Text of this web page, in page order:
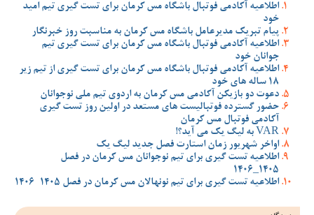
اطلاعیه آکادمی فوتبال باشگاه مس کرمان برای تست گیری تیم امید
خود
پیام تبریک مدیرعامل باشگاه مس کرمان به مناسبت روز خبرنگار
اطلاعیه آکادمی فوتبال باشگاه مس کرمان برای تست گیری تیم
جوانان خود
اطلاعیه آکادمی فوتبال باشگاه مس کرمان برای تست گیری از تیم زیر
18 ساله های خود
دعوت دو بازیکن آکادمی مس کرمان به اردوی تیم ملی نوجوانان
حضور گسترده فوتبالیست های مستعد در اولین روز تست گیری
آکادمی فوتبال مس کرمان
VAR به لیگ یک می آید؟!
اواخر شهریور زمان استارت فصل جدید لیگ یک
اطلاعیه تست گیری برای تیم نوجوانان مس کرمان در فصل
1405_1406
اطلاعیه تست گیری برای تیم نونهالان مس کرمان در فصل 1405-1406